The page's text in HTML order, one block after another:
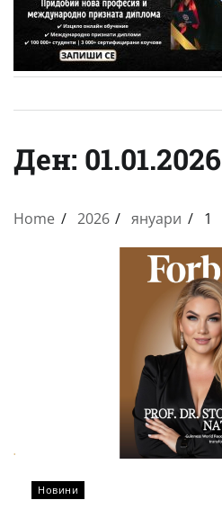
Ден: 01.01.2026
Home 2026 януари 1
Новини